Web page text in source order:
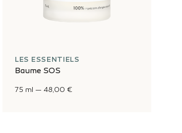
LES ESSENTIELS
Baume SOS
75 ml — 48,00 €